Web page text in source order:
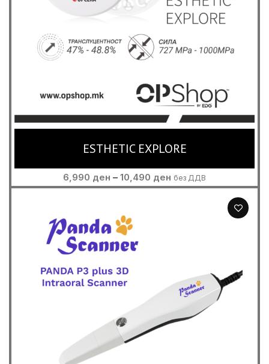
ESTHETIC EXPLORE
6,990 ден – 10,490 ден Price
range:
без ДДВ